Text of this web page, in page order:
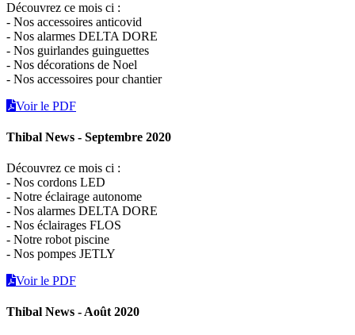
Découvrez ce mois ci :
- Nos accessoires anticovid
- Nos alarmes DELTA DORE
- Nos guirlandes guinguettes
- Nos décorations de Noel
- Nos accessoires pour chantier
Voir le PDF
Thibal News - Septembre 2020
Découvrez ce mois ci :
- Nos cordons LED
- Notre éclairage autonome
- Nos alarmes DELTA DORE
- Nos éclairages FLOS
- Notre robot piscine
- Nos pompes JETLY
Voir le PDF
Thibal News - Août 2020